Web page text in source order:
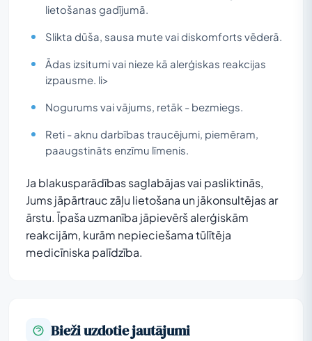
lietošanas gadījumā.
Slikta dūša, sausa mute vai diskomforts vēderā.
Ādas izsitumi vai nieze kā alerģiskas reakcijas
izpausme. li>
Nogurums vai vājums, retāk - bezmiegs.
Reti - aknu darbības traucējumi, piemēram,
paaugstināts enzīmu līmenis.
Ja blakusparādības saglabājas vai pasliktinās,
Jums jāpārtrauc zāļu lietošana un jākonsultējas ar
ārstu. Īpaša uzmanība jāpievērš alerģiskām
reakcijām, kurām nepieciešama tūlītēja
medicīniska palīdzība.
Bieži uzdotie jautājumi